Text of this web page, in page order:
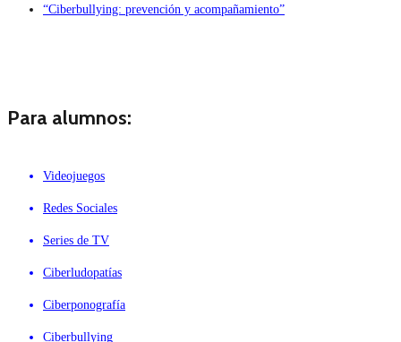
“Ciberbullying: prevención y acompañamiento”
Para alumnos:
Videojuegos
Redes Sociales
Series de TV
Ciberludopatías
Ciberponografía
Ciberbullying